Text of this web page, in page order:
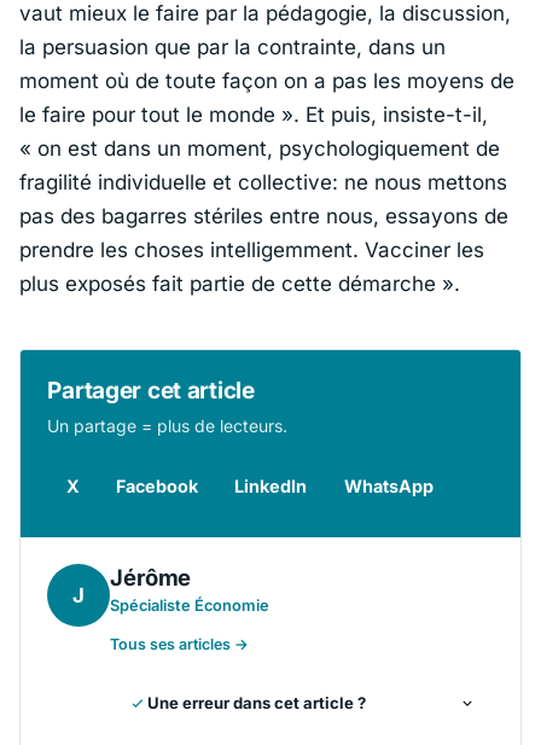
vaut mieux le faire par la pédagogie, la discussion,
la persuasion que par la contrainte, dans un
moment où de toute façon on a pas les moyens de
le faire pour tout le monde ». Et puis, insiste-t-il,
« on est dans un moment, psychologiquement de
fragilité individuelle et collective: ne nous mettons
pas des bagarres stériles entre nous, essayons de
prendre les choses intelligemment. Vacciner les
plus exposés fait partie de cette démarche ».
Partager cet article
Un partage = plus de lecteurs.
X Facebook LinkedIn WhatsApp
J
Jérôme
Spécialiste Économie
Tous ses articles →
Une erreur dans cet article ?